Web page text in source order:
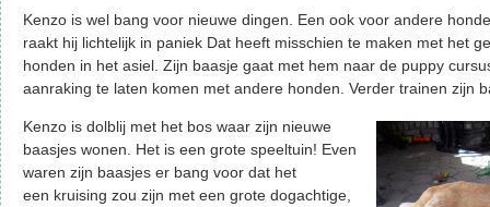
Kenzo is wel bang voor nieuwe dingen. Een ook voor andere
raakt hij lichtelijk in paniek Dat heeft misschien te maken met het
honden in het asiel. Zijn baasje gaat met hem naar de puppy
aanraking te laten komen met andere honden. Verder trainen zijn
Kenzo is dolblij met het bos waar zijn nieuwe
baasjes wonen. Het is een grote speeltuin! Even
waren zijn baasjes er bang voor dat het
een kruising zou zijn met een grote dogachtige,